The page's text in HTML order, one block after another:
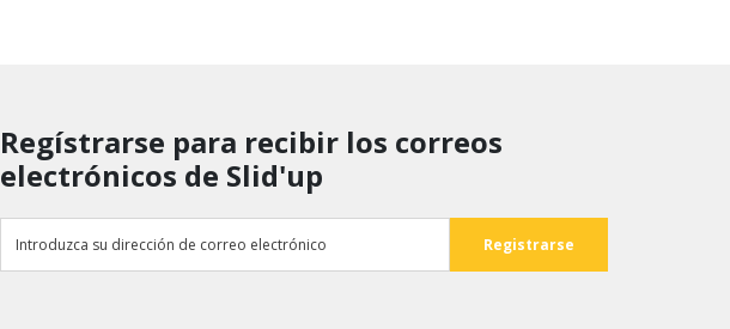
Regístrarse para recibir los correos
electrónicos de Slid'up